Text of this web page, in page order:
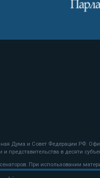
Дума и Совет Федерации РФ.
представительства в десяти
При использовании